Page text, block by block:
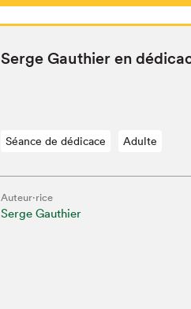
Serge Gau­thi­er en
Séance de dédicace Adulte
Auteur·rice
Serge Gauthier